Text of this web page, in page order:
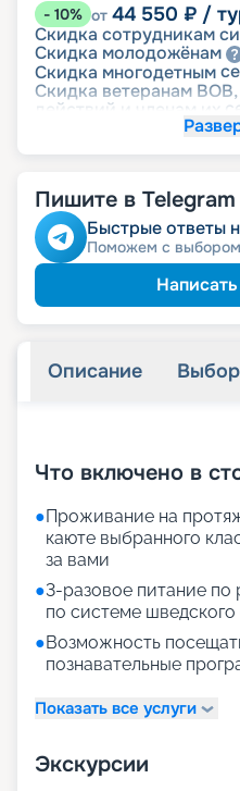
- 10% от 44 550 ₽ /
Скидка сотрудникам
Скидка молодожёнам
Скидка многодетным
Скидка ветеранам
действий и членам их
Пишите в Telegram
Быстрые ответы
Поможем с
Описание
Что включено в
●Проживание на
каюте выбранного
за вами
●3-разовое питание
по системе шведского
●Возможность
познавательные
Показать все услуги
Экскурсии